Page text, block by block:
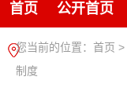
首页 公开首页
您当前的位置： 首页 >
制度